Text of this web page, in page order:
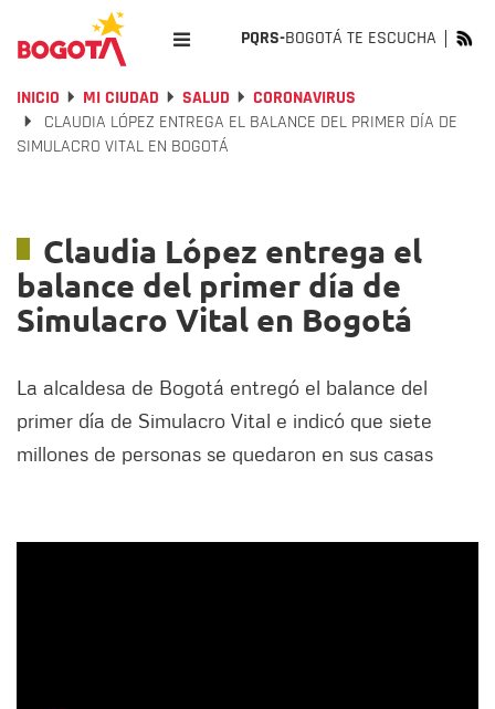
PQRS-BOGOTÁ TE ESCUCHA
INICIO MI CIUDAD SALUD
CORONAVIRUS
CLAUDIA LÓPEZ ENTREGA EL BALANCE DEL PRIMER DÍA DE
SIMULACRO VITAL EN BOGOTÁ
Claudia López entrega el
balance del primer día de
Simulacro Vital en Bogotá
La alcaldesa de Bogotá entregó el balance del
primer día de Simulacro Vital e indicó que siete
millones de personas se quedaron en sus casas